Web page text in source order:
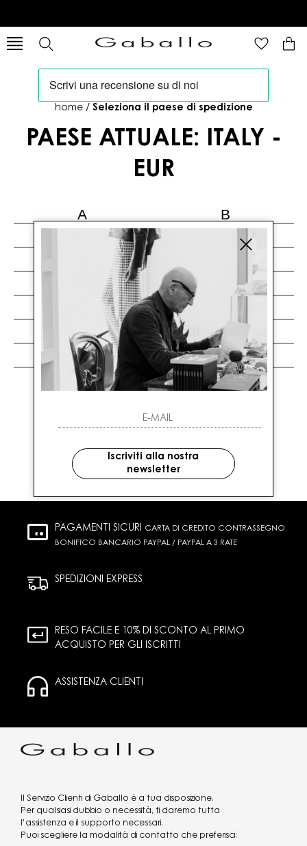
home/ Seleziona il paese di spedizione
PAESE ATTUALE: ITALY -
EUR
A
B
M
N
P
R
S
PAGAMENTI SICURI CARTA DI CREDITO CONTRASSEGNO
BONIFICO BANCARIO PAYPAL / PAYPAL A 3 RATE
SPEDIZIONI EXPRESS
RESO FACILE E 10% DI SCONTO AL PRIMO
ACQUISTO PER GLI ISCRITTI
ASSISTENZA CLIENTI
Il Servizio Clienti di Gaballo è a tua disposizione.
Per qualsiasi dubbio o necessità, ti daremo tutta
l’assistenza e il supporto necessari.
Puoi scegliere la modalità di contatto che preferisci:
Iscriviti alla nostra
newsletter